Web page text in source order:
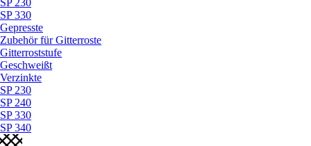
SP 230
SP 330
Gepresste
Zubehör für Gitterroste
Gitterroststufe
Geschweißt
Verzinkte
SP 230
SP 240
SP 330
SP 340